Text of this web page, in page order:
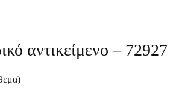
αντικείμενο – 72927